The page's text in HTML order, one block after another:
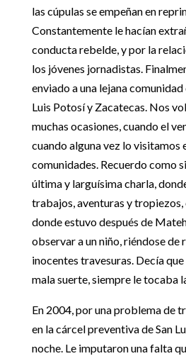
las cúpulas se empeñan en
Constantemente le hacían
conducta rebelde, y por la
los jóvenes jornadistas.
enviado a una lejana
Luis Potosí y Zacatecas. Nos
muchas ocasiones, cuando el
cuando alguna vez lo visitamos
comunidades. Recuerdo como
última y larguísima charla,
trabajos, aventuras y tropiezos,
donde estuvo después de
observar a un niño, riéndose de
inocentes travesuras. Decía
mala suerte, siempre le tocaba
En 2004, por una problema de
en la cárcel preventiva de San
noche. Le imputaron una falta